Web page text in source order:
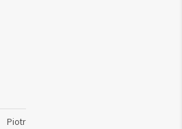
Piotr